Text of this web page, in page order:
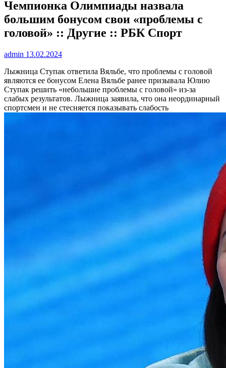
Чемпионка Олимпиады назвала
большим бонусом свои «проблемы с
головой» :: Другие :: РБК Спорт
admin 13.02.2024
Лыжница Ступак ответила Вяльбе, что проблемы с головой
являются ее бонусом Елена Вяльбе ранее призывала Юлию
Ступак решить «небольшие проблемы с головой» из-за
слабых результатов. Лыжница заявила, что она неординарный
спортсмен и не стесняется показывать слабость